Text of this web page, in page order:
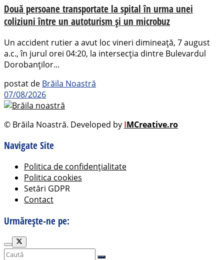
Două persoane transportate la spital în urma unei
coliziuni între un autoturism și un microbuz
Un accident rutier a avut loc vineri dimineață, 7 august
a.c., în jurul orei 04:20, la intersecția dintre Bulevardul
Dorobanților...
postat de Brăila Noastră
07/08/2026
© Brăila Noastră. Developed by IMCreative.ro
Navigate Site
Politica de confidențialitate
Politica cookies
Setări GDPR
Contact
Urmărește-ne pe: